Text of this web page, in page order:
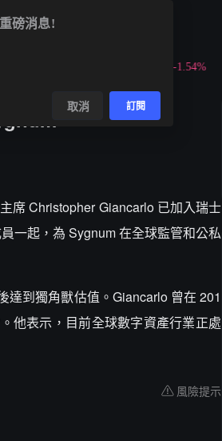
-1.54%
席 Christopher Giancarlo 已加入瑞士
一起，為 Sygnum 在全球監管和公私
到獨角獸估值。Giancarlo 曾在 201
他表示，目前全球數字資產行業正處
風險提示
磅消息!
取消 訂閱